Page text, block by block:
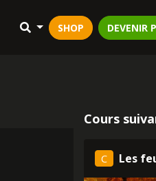
SHOP DEVENIR
Cours
C